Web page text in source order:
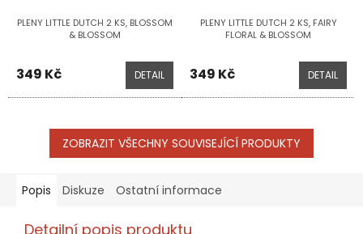
PLENY LITTLE DUTCH 2 KS, BLOSSOM
& BLOSSOM
349 Kč DETAIL
PLENY LITTLE DUTCH 2 KS, FAIRY
FLORAL & BLOSSOM
349 Kč DETAIL
ZOBRAZIT VŠECHNY SOUVISEJÍCÍ PRODUKTY
Popis Diskuze Ostatní informace
Detailní popis produktu